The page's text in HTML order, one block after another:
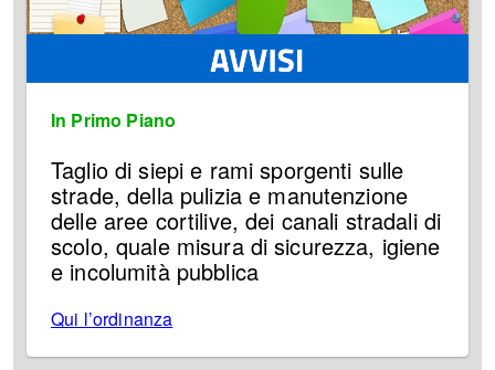
In Primo Piano
Taglio di siepi e rami sporgenti sulle
strade, della pulizia e manutenzione
delle aree cortilive, dei canali stradali di
scolo, quale misura di sicurezza, igiene
e incolumità pubblica
Qui l’ordinanza